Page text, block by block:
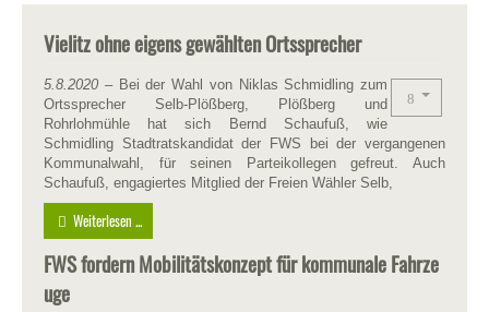
Vielitz ohne eigens gewählten Ortssprecher
5.8.2020 – Bei der Wahl von Niklas Schmidling zum
Ortssprecher Selb-Plößberg, Plößberg und
Rohrlohmühle hat sich Bernd Schaufuß, wie
Schmidling Stadtratskandidat der FWS bei der vergangenen
Kommunalwahl, für seinen Parteikollegen gefreut. Auch
Schaufuß, engagiertes Mitglied der Freien Wähler Selb,
Weiterlesen ...
FWS fordern Mobilitätskonzept für kommunale Fahrze
uge